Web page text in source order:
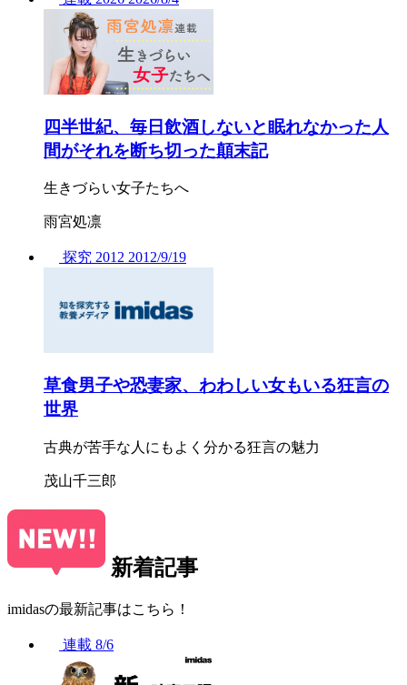
四半世紀、毎日飲酒しないと眠れなかった人
間がそれを断ち切った顛末記
生きづらい女子たちへ
雨宮処凛
探究 2012 2012/9/19
草食男子や恐妻家、わわしい女もいる狂言の
世界
古典が苦手な人にもよく分かる狂言の魅力
茂山千三郎
新着記事
imidasの最新記事はこちら！
連載 8/6